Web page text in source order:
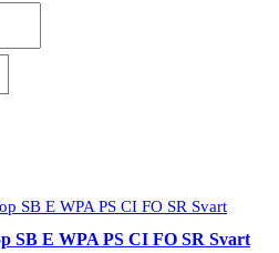
SB E WPA PS CI FO SR Svart